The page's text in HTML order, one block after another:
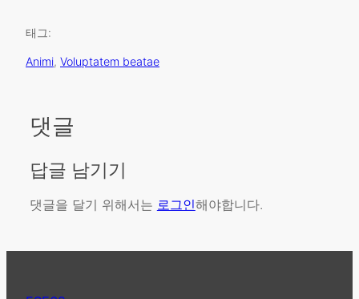
태그:
Animi, Voluptatem beatae
댓글
답글 남기기
댓글을 달기 위해서는 로그인해야합니다.